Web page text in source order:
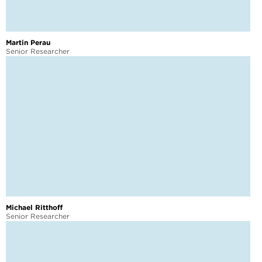
Martin Perau
Senior Researcher
Michael Ritthoff
Senior Researcher